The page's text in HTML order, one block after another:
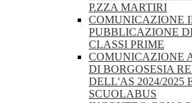
P.ZZA MARTIRI
COMUNICAZIONE
PUBBLICAZIONE
CLASSI PRIME
COMUNICAZIONE
DI BORGOSESIA
DELL'AS 2024/2025
SCUOLABUS